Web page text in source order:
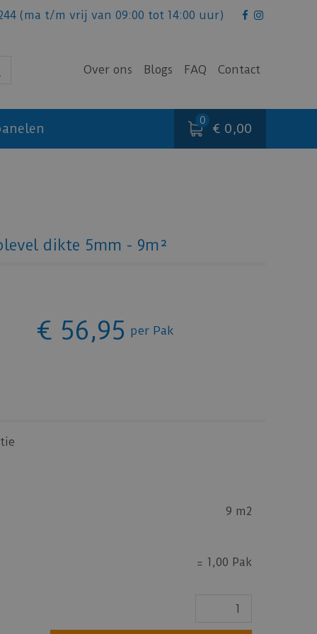
(ma t/m vrij van 09:00 tot 14:00 uur)
Over ons Blogs FAQ Contact
€ 0,00
dikte 5mm - 9m²
€ 56,95 per Pak
9 m2
= 1,00 Pak